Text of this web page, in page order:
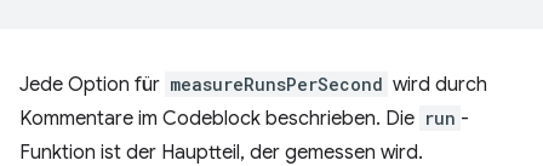
Jede Option für measureRunsPerSecond wird durch
Kommentare im Codeblock beschrieben. Die run -
Funktion ist der Hauptteil, der gemessen wird.